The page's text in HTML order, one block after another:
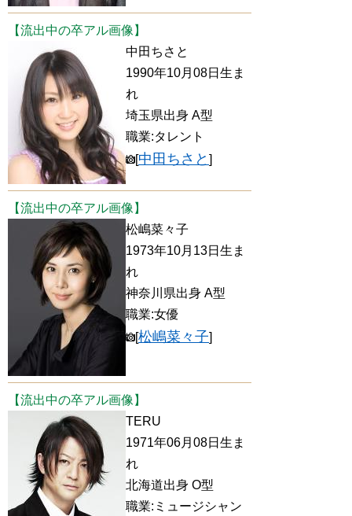
【流出中の卒アル画像】
中田ちさと
1990年10月08日生ま
れ
埼玉県出身 A型
職業:タレント
[中田ちさと ]
【流出中の卒アル画像】
松嶋菜々子
1973年10月13日生ま
れ
神奈川県出身 A型
職業:女優
[松嶋菜々子]
【流出中の卒アル画像】
TERU
1971年06月08日生ま
れ
北海道出身 O型
職業:ミュージシャン